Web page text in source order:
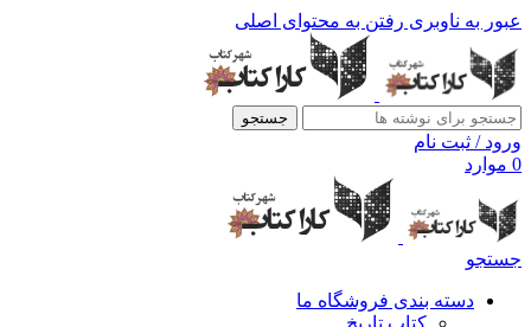
عبور به ناوبری رفتن به محتوای اصلی
جستجو
ورود / ثبت نام
0 موارد
جستجو
دسته بندی فروشگاه ما